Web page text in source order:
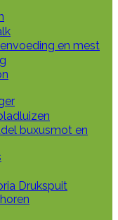
en mest
buxusmot en
Drukspuit